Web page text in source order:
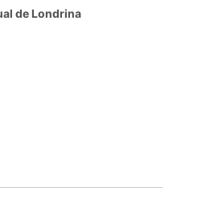
de Londrina